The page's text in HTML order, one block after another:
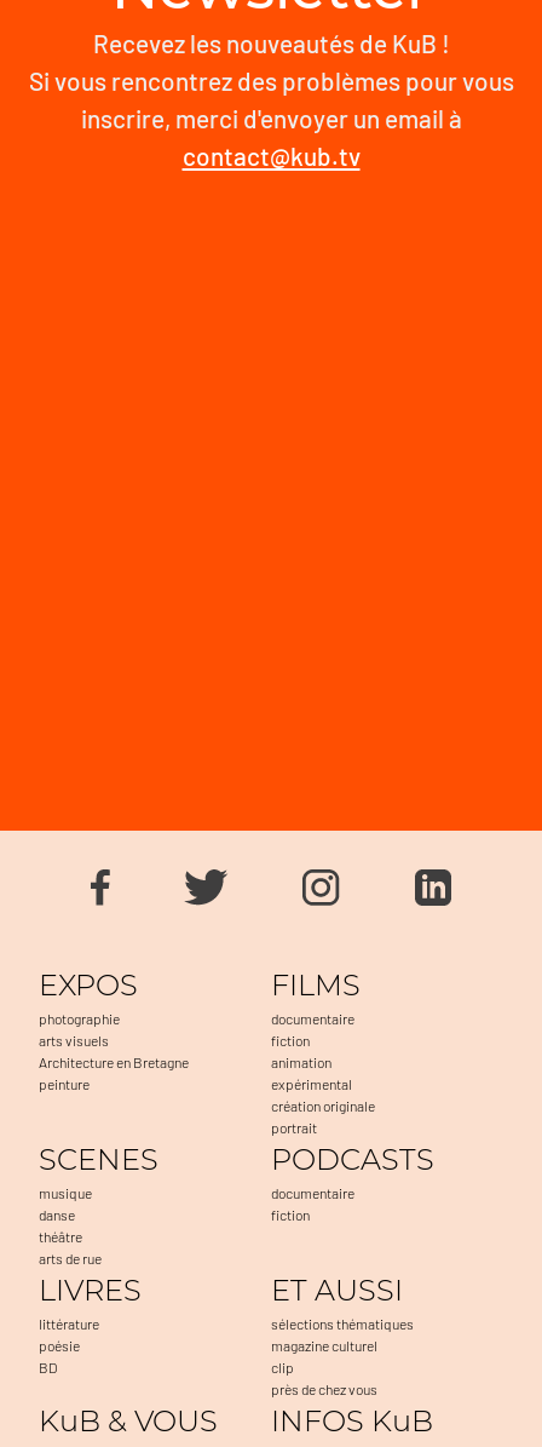
Recevez les nouveautés de KuB !
Si vous rencontrez des problèmes pour vous
inscrire, merci d'envoyer un email à
contact@kub.tv
EXPOS
photographie
arts visuels
Architecture en Bretagne
peinture
FILMS
documentaire
fiction
animation
expérimental
création originale
portrait
SCENES
musique
danse
théâtre
arts de rue
PODCASTS
documentaire
fiction
LIVRES
littérature
poésie
BD
ET AUSSI
sélections thématiques
magazine culturel
clip
près de chez vous
KuB & VOUS INFOS KuB